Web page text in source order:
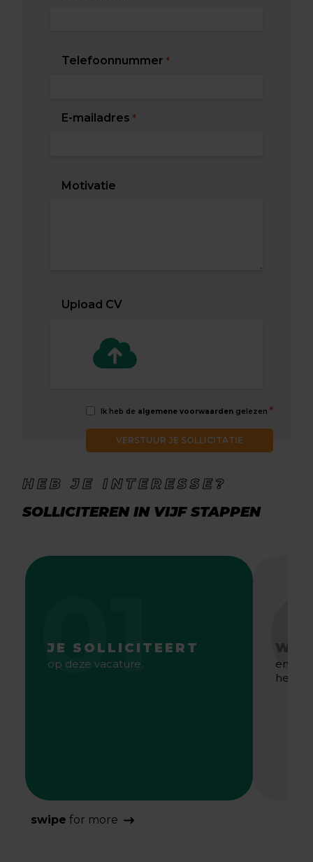
Telefoonnummer *
E-mailadres *
Motivatie
Upload CV
Ik heb de algemene voorwaarden gelezen *
VERSTUUR JE SOLLICITATIE
HEB JE INTERESSE?
SOLLICITEREN IN VIJF STAPPEN
01
JE SOLLICITEERT
op deze vacature.
en
het
swipe for more